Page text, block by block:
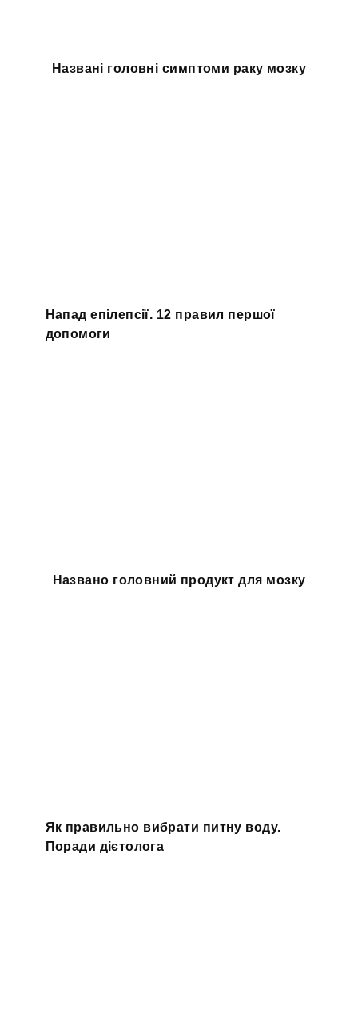
Названі головні симптоми раку мозку
Напад епілепсії. 12 правил першої
допомоги
Названо головний продукт для мозку
Як правильно вибрати питну воду.
Поради дієтолога